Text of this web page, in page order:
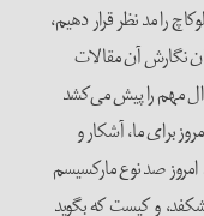
مد نظر قرار دهیم،
آن مقالات
مهم را پیش می‌کشد
ما، آشکار و
صد نوع مارکسیسم
و کیست که بگوید